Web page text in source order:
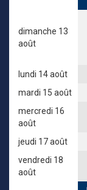
dimanche 13
août
lundi 14 août
mardi 15 août
mercredi 16
août
jeudi 17 août
vendredi 18
août